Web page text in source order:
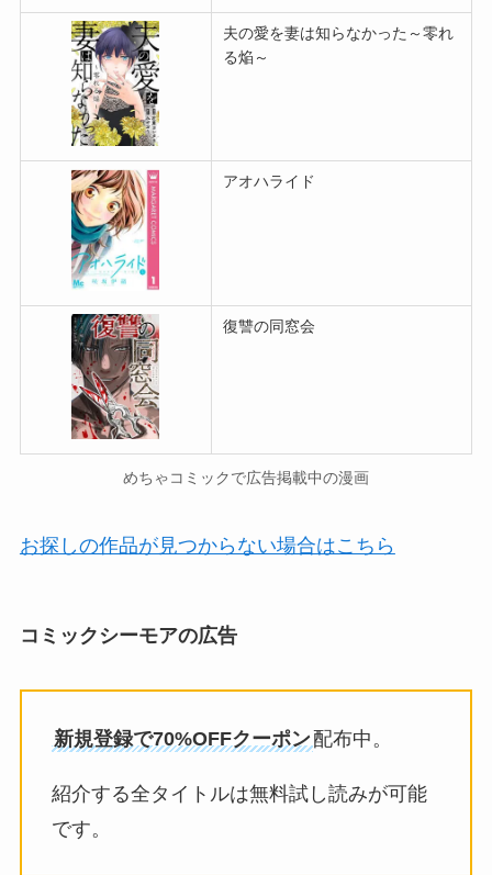
夫の愛を妻は知らなかった～零れ
る焔～
アオハライド
復讐の同窓会
めちゃコミックで広告掲載中の漫画
お探しの作品が見つからない場合はこちら
コミックシーモアの広告
新規登録で70%OFFクーポン配布中。
紹介する全タイトルは無料試し読みが可能
です。